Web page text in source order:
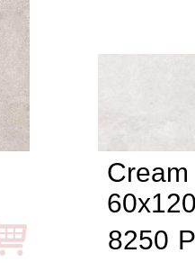
Cream
8250